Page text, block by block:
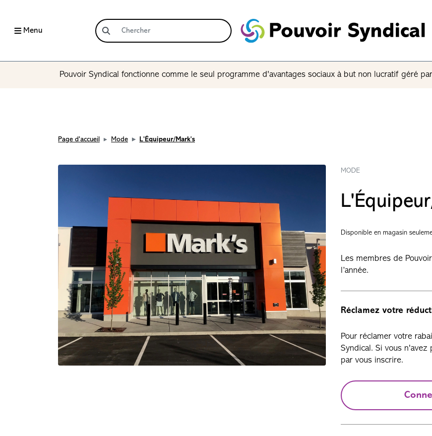
Menu
Pouvoir Syndical fonctionne comme le seul programme d'avantages sociaux à but non lucratif géré
Page d'accueil Mode L'Équipeur/Mark's
MODE
Disponible en magasin
Les membres de
l’année.
Réclamez votre
Pour réclamer votre
Syndical. Si vous n'avez
par vous inscrire.